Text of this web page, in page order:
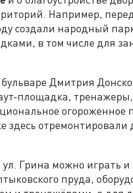
Например,
создали народный
в том числе для
Дмитрия
площадка,
здесь
Грина можно играть
пруда,